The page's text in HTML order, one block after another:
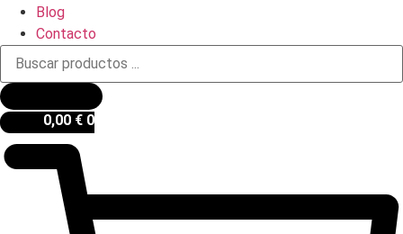
Blog
Contacto
Búsqueda
productos
0,00 € 0